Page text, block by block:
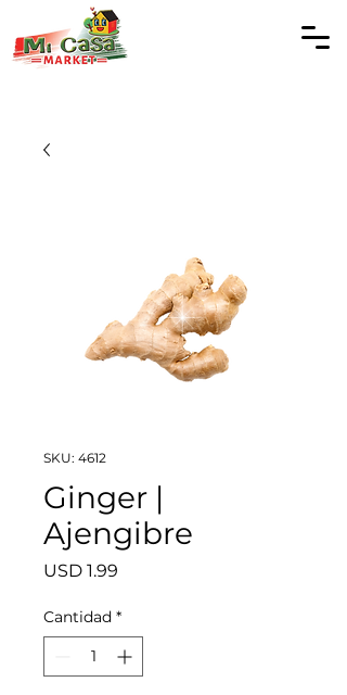
SKU: 4612
Ginger |
Ajengibre
USD 1.99
Cantidad *